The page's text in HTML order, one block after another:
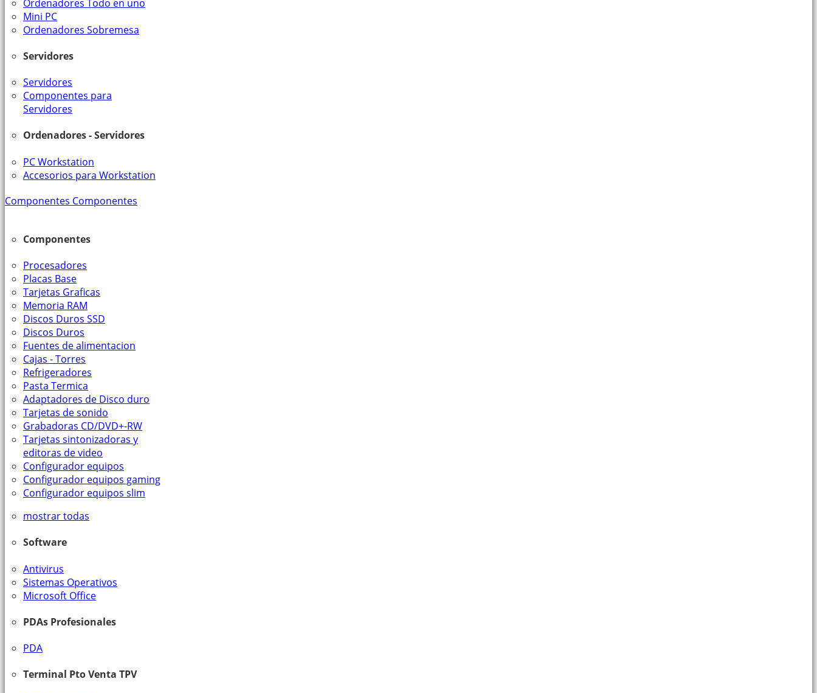
Ordenadores Todo en uno
Mini PC
Ordenadores Sobremesa
Servidores
Servidores
Componentes para
Servidores
Ordenadores - Servidores
PC Workstation
Accesorios para Workstation
Componentes Componentes
Componentes
Procesadores
Placas Base
Tarjetas Graficas
Memoria RAM
Discos Duros SSD
Discos Duros
Fuentes de alimentacion
Cajas - Torres
Refrigeradores
Pasta Termica
Adaptadores de Disco duro
Tarjetas de sonido
Grabadoras CD/DVD+-RW
Tarjetas sintonizadoras y
editoras de video
Configurador equipos
Configurador equipos gaming
Configurador equipos slim
mostrar todas
Software
Antivirus
Sistemas Operativos
Microsoft Office
PDAs Profesionales
PDA
Terminal Pto Venta TPV